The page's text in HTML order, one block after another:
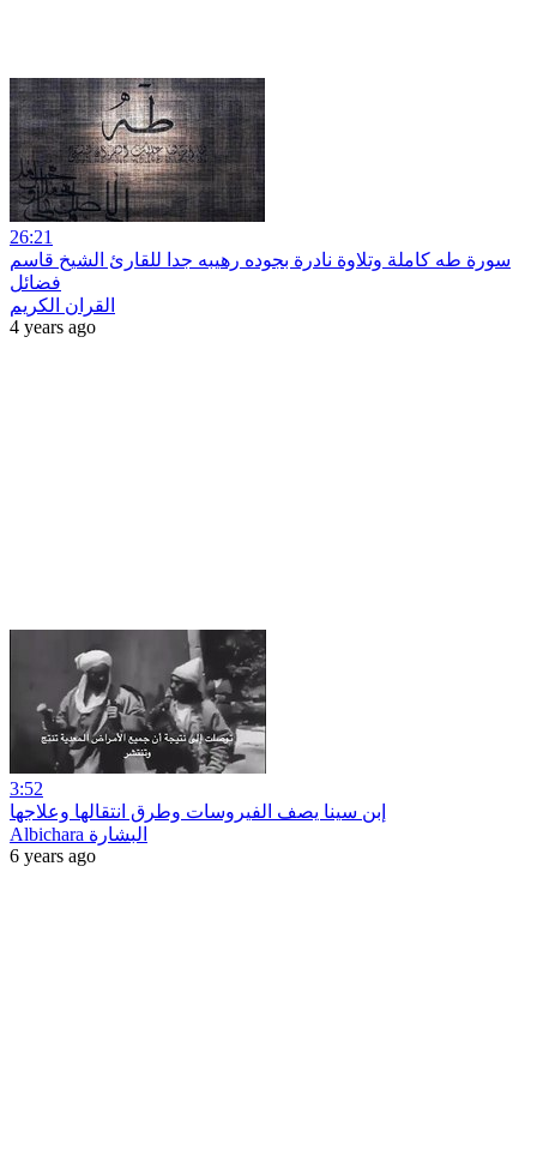
26:21
سورة طه كاملة وتلاوة نادرة بجوده رهيبه جدا للقارئ الشيخ قاسم
فضائل
القران الكريم
4 years ago
3:52
إبن سينا يصف الفيروسات وطرق انتقالها وعلاجها
Albichara البشارة
6 years ago